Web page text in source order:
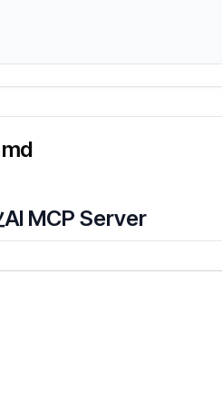
MCP Server